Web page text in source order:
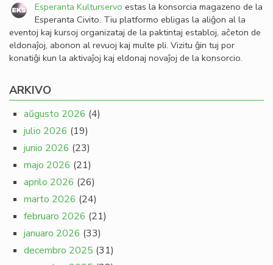
Esperanta Kulturservo estas la konsorcia magazeno de la
Esperanta Civito. Tiu platformo ebligas la aliĝon al la
eventoj kaj kursoj organizataj de la paktintaj establoj, aĉeton de
eldonaĵoj, abonon al revuoj kaj multe pli. Vizitu ĝin tuj por
konatiĝi kun la aktivaĵoj kaj eldonaj novaĵoj de la konsorcio.
ARKIVO
aŭgusto 2026 (4)
julio 2026 (19)
junio 2026 (23)
majo 2026 (21)
aprilo 2026 (26)
marto 2026 (24)
februaro 2026 (21)
januaro 2026 (33)
decembro 2025 (31)